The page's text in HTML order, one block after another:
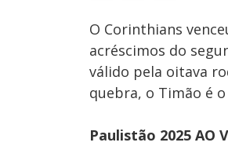
Som
O Corinthians
acréscimos do
válido pela oitava
quebra, o Timão é
Paulistão 2025 AO